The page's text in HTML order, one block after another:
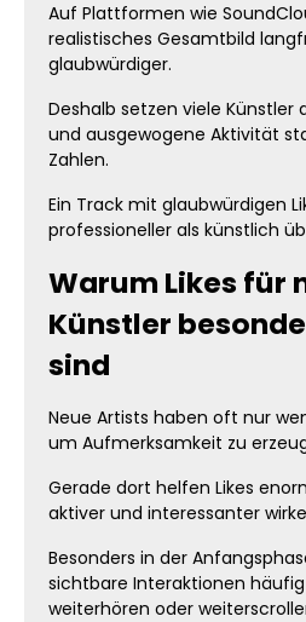
Auf Plattformen wie
realistisches Gesamtbild
glaubwürdiger.
Deshalb setzen viele
und ausgewogene Aktivität
Zahlen.
Ein Track mit glaubwürdigen
professioneller als künstlich
Warum Likes für
Künstler
sind
Neue Artists haben oft nur
um Aufmerksamkeit zu
Gerade dort helfen Likes
aktiver und interessanter
Besonders in der
sichtbare Interaktionen
weiterhören oder